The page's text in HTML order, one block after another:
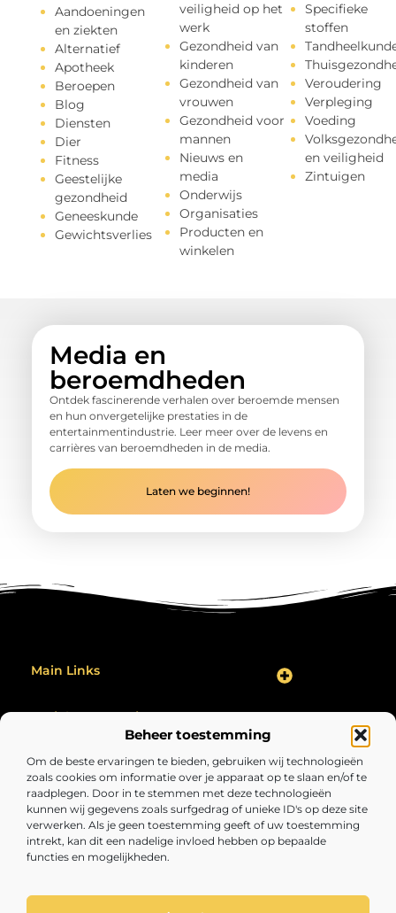
Beheer toestemming
Om de beste ervaringen te bieden, gebruiken wij technologieën
zoals cookies om informatie over je apparaat op te slaan en/of te
raadplegen. Door in te stemmen met deze technologieën
kunnen wij gegevens zoals surfgedrag of unieke ID's op deze site
verwerken. Als je geen toestemming geeft of uw toestemming
intrekt, kan dit een nadelige invloed hebben op bepaalde
functies en mogelijkheden.
Aandoeningen
en ziekten
Alternatief
Apotheek
Beroepen
Blog
Diensten
Dier
Fitness
Geestelijke
gezondheid
Geneeskunde
Gewichtsverlies
veiligheid op het
werk
Gezondheid van
kinderen
Gezondheid van
vrouwen
Gezondheid voor
mannen
Nieuws en
media
Onderwijs
Organisaties
Producten en
winkelen
Specifieke
stoffen
Veroudering
Verpleging
Voeding
en veiligheid
Zintuigen
Media en
beroemdheden
Ontdek fascinerende verhalen over beroemde mensen
en hun onvergetelijke prestaties in de
entertainmentindustrie. Leer meer over de levens en
carrières van beroemdheden in de media.
Laten we beginnen!
Main Links
Bericht categorie
Volopgezond.nl – Jouw bron van inspirerende
Lees artikelen en blogs over alles wat het leven interessant, verrassend